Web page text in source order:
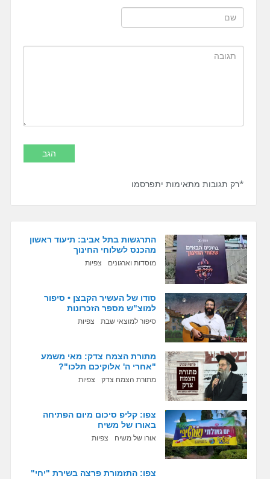
*רק תגובות מתאימות יתפרסמו
התרגשות בתל אביב: תיעוד ראשון
מהכנס לשלוחי החינוך
מוסדות וארגונים צפיות
סודו של העשיר הקבצן • סיפור
למוצ"ש מספר הזכרונות
סיפור למוצאי שבת צפיות
מתורת הצמח צדק: מאי משמע
"אחרי ה' אלוקיכם תלכו"?
מתורת הצמח צדק צפיות
צפו: קליפ סיכום מיום הפתיחה
באורו של משיח
אורו של משיח צפיות
צפו: התזמורת פרצה בשירת "יחי"